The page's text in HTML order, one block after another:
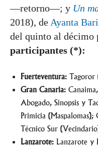
—retorno—; y Un
2018), de Ayanta
del quinto al
participantes (*):
Fuerteventura: Tagoror
Gran Canaria:
Abogado, Sinopsis y
Primicia
Técnico Sur
Lanzarote: Lanzarote y